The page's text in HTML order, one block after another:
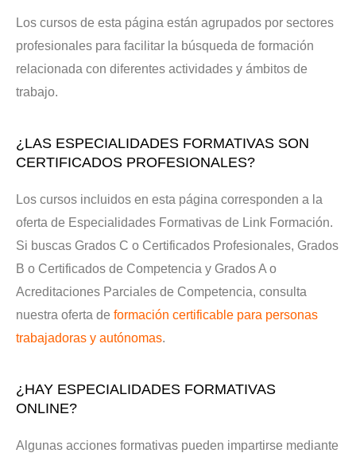
Los cursos de esta página están agrupados por sectores
profesionales para facilitar la búsqueda de formación
relacionada con diferentes actividades y ámbitos de
trabajo.
¿LAS ESPECIALIDADES FORMATIVAS SON
CERTIFICADOS PROFESIONALES?
Los cursos incluidos en esta página corresponden a la
oferta de Especialidades Formativas de Link Formación.
Si buscas Grados C o Certificados Profesionales, Grados
B o Certificados de Competencia y Grados A o
Acreditaciones Parciales de Competencia, consulta
nuestra oferta de formación certificable para personas
trabajadoras y autónomas.
¿HAY ESPECIALIDADES FORMATIVAS
ONLINE?
Algunas acciones formativas pueden impartirse mediante